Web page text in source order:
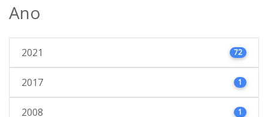
Ano
2021 72
2017 1
2008 1